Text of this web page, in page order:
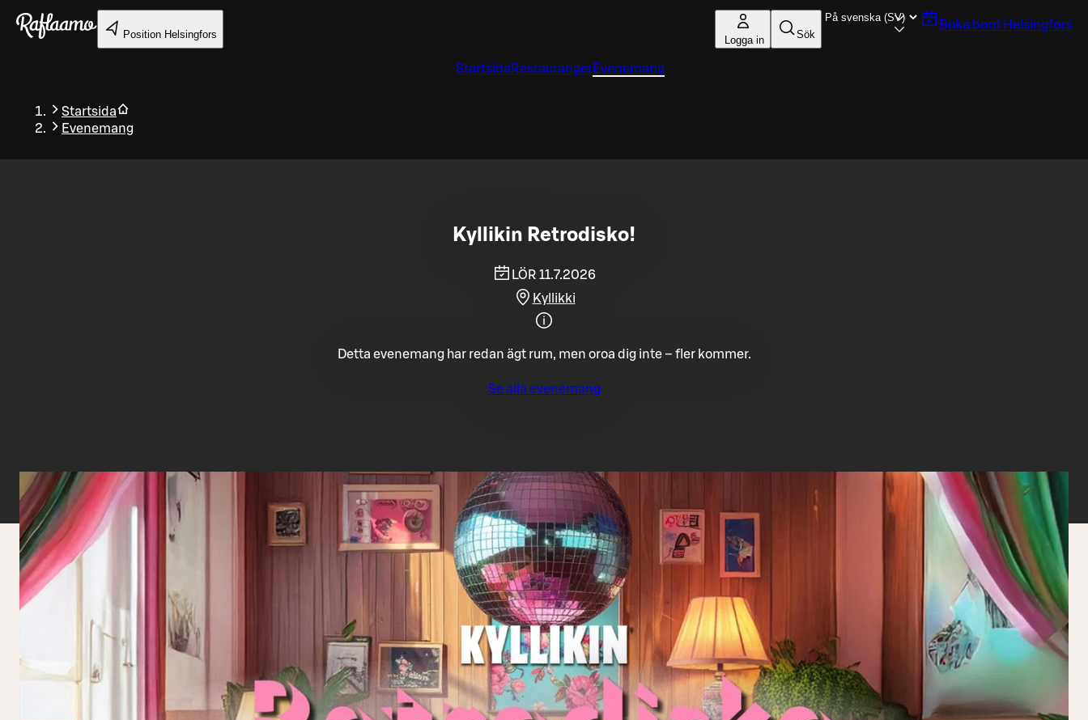
Gå till huvudinnehållet
Position Helsingfors Logga in Sök
Boka bord Helsingfors
Startsida RestaurangerEvenemang
Startsida
Evenemang
Tillbaka
Kyllikin Retrodisko!
LÖR 11.7.2026
Kyllikki
Detta evenemang har redan ägt rum, men oroa dig inte – fler kommer.
Se alla evenemang